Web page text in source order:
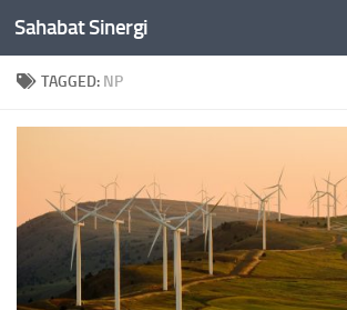
Skip to content
Sahabat Sinergi
TAGGED: NP